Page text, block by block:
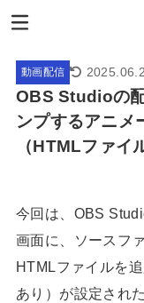
動画配信
OBS Studioの
ンプするアニメ
（HTMLファイ
今回は、OBS
画面に、ソースフ
HTMLファイルを
あり）が設定され